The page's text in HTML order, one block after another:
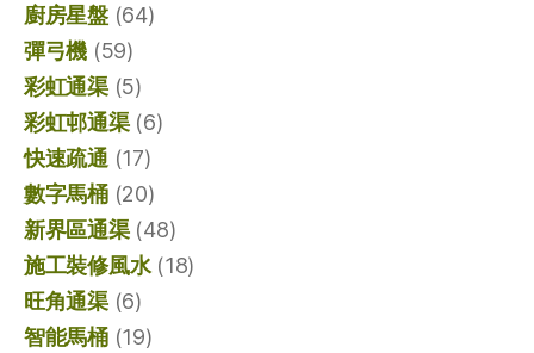
廚房星盤(64)
彈弓機 (59)
彩虹通渠(5)
彩虹邨通渠(6)
快速疏通 (17)
數字馬桶(20)
新界區通渠(48)
施工裝修風水(18)
旺角通渠(6)
智能馬桶(19)